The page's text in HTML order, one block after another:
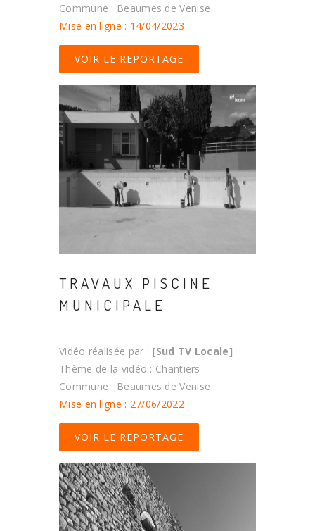
Commune : Beaumes de Venise
Mise en ligne : 14/04/2023
VOIR LE REPORTAGE
TRAVAUX PISCINE
MUNICIPALE
Vidéo réalisée par : [Sud TV Locale]
Thème de la vidéo : Chantiers
Commune : Beaumes de Venise
Mise en ligne : 27/06/2022
VOIR LE REPORTAGE